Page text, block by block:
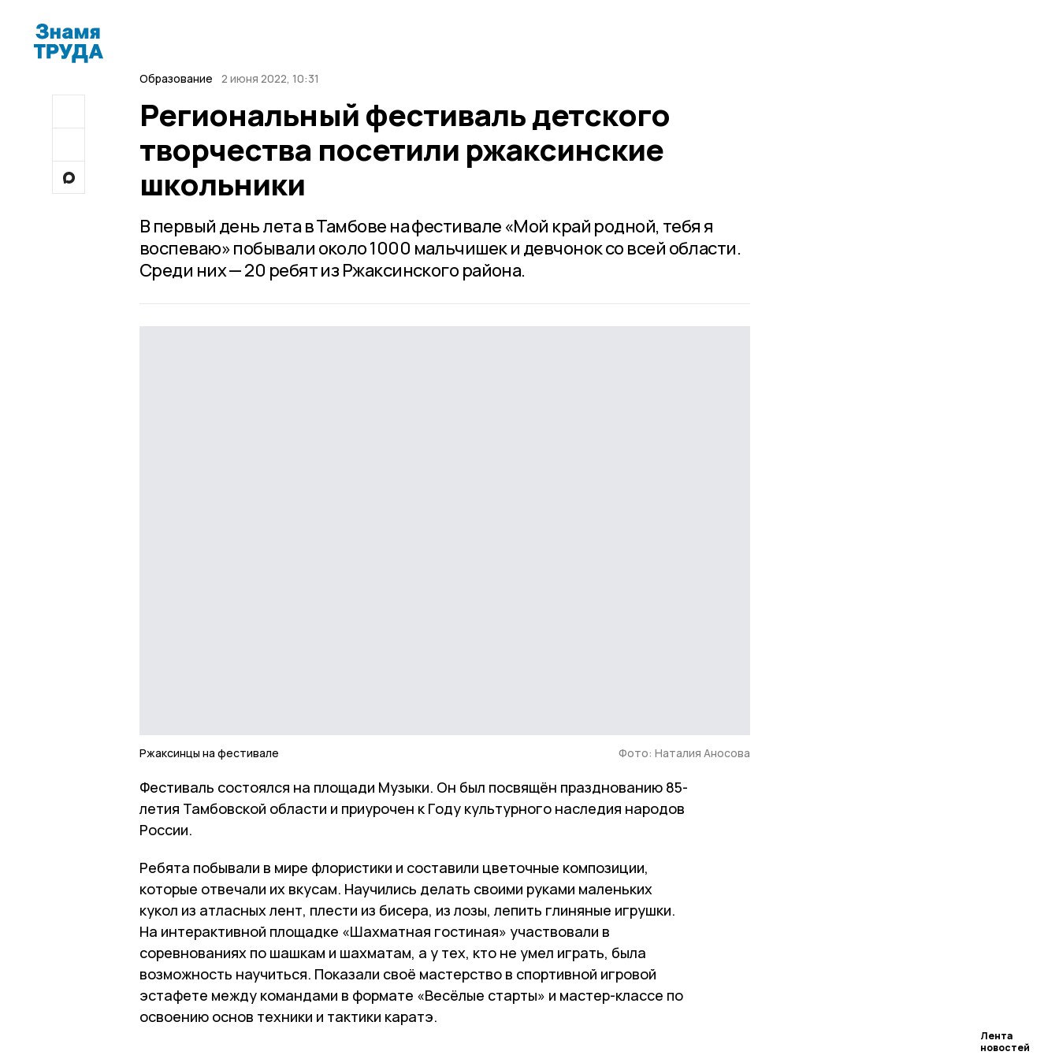
Лента
новостей
Образование 2 июня 2022, 10:31
Региональный фестиваль детского
творчества посетили ржаксинские
школьники
В первый день лета в Тамбове на фестивале «Мой край родной, тебя я
воспеваю» побывали около 1000 мальчишек и девчонок со всей области.
Среди них — 20 ребят из Ржаксинского района.
Ржаксинцы на фестивале Фото: Наталия Аносова
Фестиваль состоялся на площади Музыки. Он был посвящён празднованию 85-
летия Тамбовской области и приурочен к Году культурного наследия народов
России.
Ребята побывали в мире флористики и составили цветочные композиции,
которые отвечали их вкусам. Научились делать своими руками маленьких
кукол из атласных лент, плести из бисера, из лозы, лепить глиняные игрушки.
На интерактивной площадке «Шахматная гостиная» участвовали в
соревнованиях по шашкам и шахматам, а у тех, кто не умел играть, была
возможность научиться. Показали своё мастерство в спортивной игровой
эстафете между командами в формате «Весёлые старты» и мастер-классе по
освоению основ техники и тактики каратэ.